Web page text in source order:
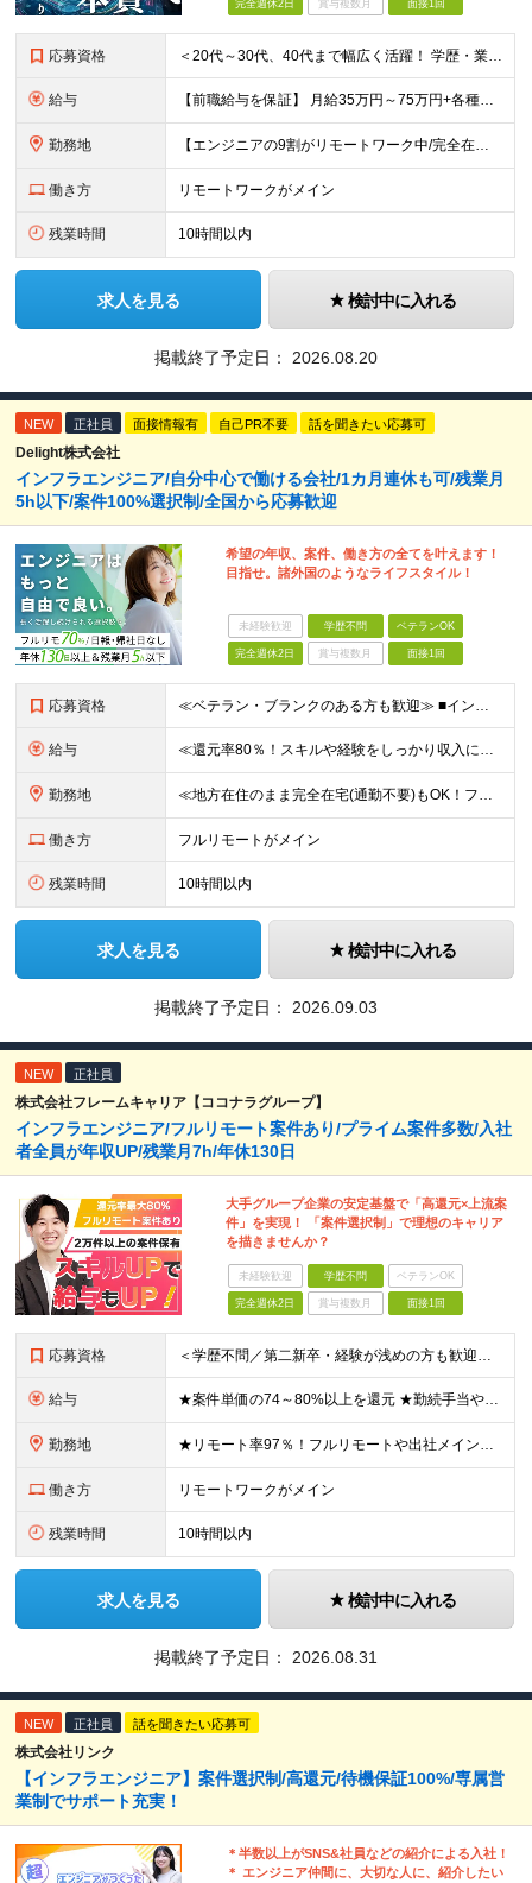
完全週休2日 賞与複数月 面接1回
応募資格 ＜20代～30代、40代まで幅広く活躍！ 学歴・業界・領域不問＞ インフラエンジニアとして下記いずれかの経験がある方 ■設計・構築の経験（サーバ、ネットワーク、クラウド、セキュリティ、データベース）
給与 【前職給与を保証】 月給35万円～75万円+各種手当+決算賞与 ★資格手当や資格取得報奨金、役職手当など待遇、福利厚生が充実！ ★1年で年収100万円以上アップした社員も在籍！ ※経験・スキルを考
勤務地 【エンジニアの9割がリモートワーク中/完全在宅ワークで働くメンバーも◎】 現在、エンジニアの約9割がリモートワークを実施。 そのうち約3割がフルリモートで勤務しており、地方在住のメンバーも活躍していま
働き方 リモートワークがメイン
残業時間 10時間以内
求人を見る 検討中に入れる
掲載終了予定日： 2026.08.20
NEW 正社員 面接情報有 自己PR不要 話を聞きたい応募可
Delight株式会社
インフラエンジニア/自分中心で働ける会社/1カ月連休も可/残業月
5h以下/案件100%選択制/全国から応募歓迎
希望の年収、案件、働き方の全てを叶えます！
目指せ。諸外国のようなライフスタイル！
未経験歓迎 学歴不問 ベテランOK
完全週休2日 賞与複数月 面接1回
応募資格 ≪ベテラン・ブランクのある方も歓迎≫ ■インフラエンジニアとしての実務経験をお持ちの方(運用・保守のみやオンプレミスのみの経験でもOK) ■学歴不問 ≪こんな方はぜひご応募ください≫ □ワークライフ
給与 ≪還元率80％！スキルや経験をしっかり収入に反映します≫ 年俸530万円以上＋業績賞与 ※スキル・経験を考慮の上、優遇いたします ※上記年俸を12分割し、月1回支給します ※上記年俸には固定残業代
勤務地 ≪地方在住のまま完全在宅(通勤不要)もOK！フルリモート7割、ハイブリッド2割！≫ ご自宅でのリモートワーク、または東京都、神奈川、埼玉、千葉を中心とするお客様先での勤務 ■本社アクセス 東京都豊島
働き方 フルリモートがメイン
残業時間 10時間以内
求人を見る 検討中に入れる
掲載終了予定日： 2026.09.03
NEW 正社員
株式会社フレームキャリア【ココナラグループ】
インフラエンジニア/フルリモート案件あり/プライム案件多数/入社
者全員が年収UP/残業月7h/年休130日
大手グループ企業の安定基盤で「高還元×上流案
件」を実現！ 「案件選択制」で理想のキャリア
を描きませんか？
未経験歓迎 学歴不問 ベテランOK
完全週休2日 賞与複数月 面接1回
応募資格 ＜学歴不問／第二新卒・経験が浅めの方も歓迎！＞ ◆インフラエンジニアとして何らかの経験をお持ちの方 └運用保守のみの経験や、経験が浅い方もお気軽にご応募ください！ ≪こんな方にピッタリ≫ □ 今の現
給与 ★案件単価の74～80%以上を還元 ★勤続手当や社員同士のランチ代手当などうれしい手当が多数 月給30万円～70万円＋各種手当＋賞与（年1回/実績による） ※経験・スキルを考慮して決定します。 ※固
勤務地 ★リモート率97％！フルリモートや出社メインなど希望に合わせて選べます ★全国47都道府県のプロジェクト先で勤務可能。転勤なし！ ＜本社＞ 東京都渋谷区渋谷2-19-15 宮益坂ビルディング609
働き方 リモートワークがメイン
残業時間 10時間以内
求人を見る 検討中に入れる
掲載終了予定日： 2026.08.31
NEW 正社員 話を聞きたい応募可
株式会社リンク
【インフラエンジニア】案件選択制/高還元/待機保証100%/専属営
業制でサポート充実！
＊半数以上がSNS&社員などの紹介による入社！
＊ エンジニア仲間に、大切な人に、紹介したい